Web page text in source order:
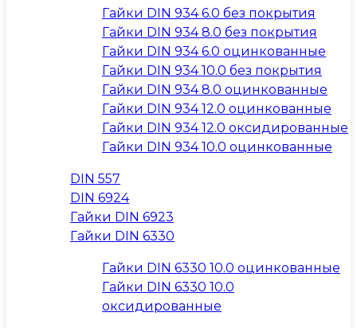
Гайки DIN 934 6.0 без покрытия
Гайки DIN 934 8.0 без покрытия
Гайки DIN 934 6.0 оцинкованные
Гайки DIN 934 10.0 без покрытия
Гайки DIN 934 8.0 оцинкованные
Гайки DIN 934 12.0 оцинкованные
Гайки DIN 934 12.0 оксидированные
Гайки DIN 934 10.0 оцинкованные
DIN 557
DIN 6924
Гайки DIN 6923
Гайки DIN 6330
Гайки DIN 6330 10.0 оцинкованные
Гайки DIN 6330 10.0
оксидированные